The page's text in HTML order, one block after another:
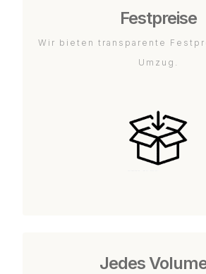
Festpreise
Wir bieten transparente
Umzug.
Jedes